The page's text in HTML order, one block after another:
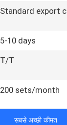
Standard export
5-10 days
T/T
200 sets/month
सबसे अच्छी कीमत